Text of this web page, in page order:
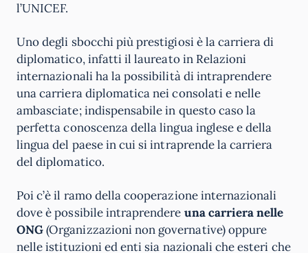
l’UNICEF.
Uno degli sbocchi più prestigiosi è la carriera di
diplomatico, infatti il laureato in Relazioni
internazionali ha la possibilità di intraprendere
una carriera diplomatica nei consolati e nelle
ambasciate; indispensabile in questo caso la
perfetta conoscenza della lingua inglese e della
lingua del paese in cui si intraprende la carriera
del diplomatico.
Poi c’è il ramo della cooperazione internazionali
dove è possibile intraprendere una carriera nelle
ONG(Organizzazioni non governative) oppure
nelle istituzioni ed enti sia nazionali che esteri che